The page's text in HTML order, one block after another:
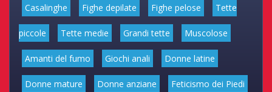
Casalinghe Fighe depilate Fighe pelose Tette
piccole Tette medie Grandi tette Muscolose
Amanti del fumo Giochi anali Donne latine
Donne mature Donne anziane Feticismo dei Piedi